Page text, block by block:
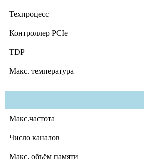
Техпроцесс
Контроллер PCIe
TDP
Макс. температура
Макс.частота
Число каналов
Макс. объём памяти